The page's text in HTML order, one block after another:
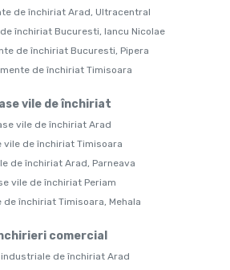
de închiriat Arad, Ultracentral
închiriat Bucuresti, Iancu Nicolae
de închiriat Bucuresti, Pipera
de închiriat Timisoara
vile de închiriat
vile de închiriat Arad
vile de închiriat Timisoara
de închiriat Arad, Parneava
vile de închiriat Periam
de închiriat Timisoara, Mehala
comercial
de închiriat Arad